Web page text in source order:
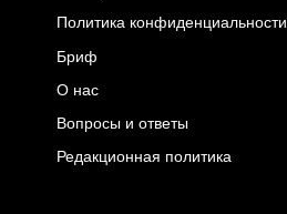
Политика конфиденциальности
Бриф
О нас
Вопросы и ответы
Редакционная политика